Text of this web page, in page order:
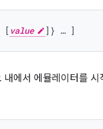
[ value
에서 에뮬레이터를 시